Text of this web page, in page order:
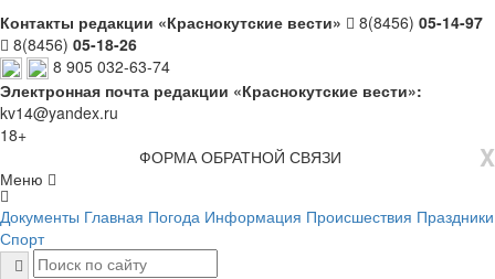
Контакты редакции «Краснокутские вести» 8(8456) 05-14-97
8(8456) 05-18-26
8 905 032-63-74
Электронная почта редакции «Краснокутские вести»:
kv14@yandex.ru
18+
X
ФОРМА ОБРАТНОЙ СВЯЗИ
Меню
Документы Главная Погода Информация Происшествия Праздники
Спорт